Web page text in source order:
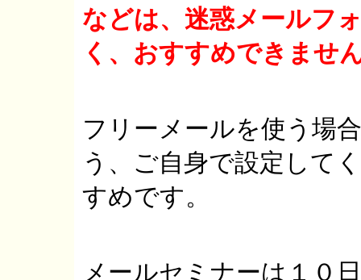
などは、迷惑メールフ
く、おすすめできませ
フリーメールを使う場
う、ご自身で設定して
すめです。
メールセミナーは１０